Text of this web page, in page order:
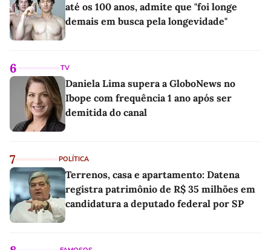
até os 100 anos, admite que "foi longe
demais em busca pela longevidade"
6 TV
Daniela Lima supera a GloboNews no
Ibope com frequência 1 ano após ser
demitida do canal
7 POLÍTICA
Terrenos, casa e apartamento: Datena
registra patrimônio de R$ 35 milhões em
candidatura a deputado federal por SP